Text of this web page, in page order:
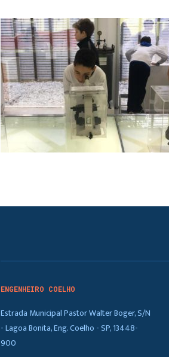
ENGENHEIRO COELHO
Estrada Municipal Pastor Walter Boger, S/N
- Lagoa Bonita, Eng. Coelho - SP, 13448-
900